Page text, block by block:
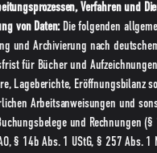
Verfahren und
von Daten: Die folgenden
und Archivierung nach
für Bücher und
Lageberichte, Eröffnungsbilanz
Arbeitsanweisungen und
und Rechnungen (§
§ 14b Abs. 1 UStG, § 257 Abs. 1